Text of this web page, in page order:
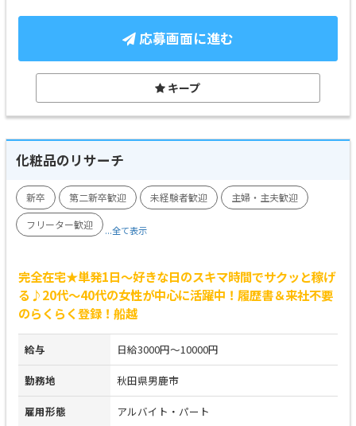
応募画面に進む
キープ
化粧品のリサーチ
新卒 第二新卒歓迎 未経験者歓迎
主婦・主夫歓迎
フリーター歓迎
...全て表示
完全在宅★単発1日～好きな日のスキマ時間でサクッと稼げ
る♪20代～40代の女性が中心に活躍中！履歴書＆来社不要
のらくらく登録！船越
給与 日給3000円～10000円
勤務地 秋田県男鹿市
雇用形態 アルバイト・パート